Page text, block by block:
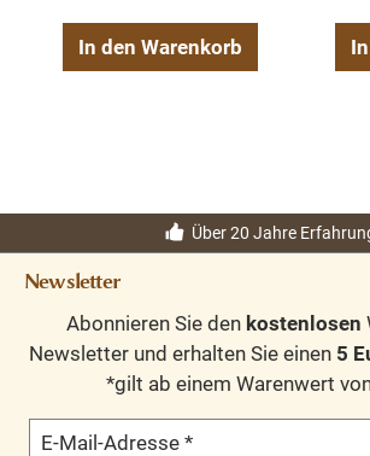
Natürliche Holzmaserung
Jedes Möbelstück ein Unikat
Ideal für Wohn-, Ess-, Schlaf- oder
sowie Flur
Verzierungen können abweichen
Der Landhaus Mehrzweckschrank aus
In den Warenkorb
Über 20 Jahre
Newsletter
Abonnieren Sie den kostenlosen
Newsletter und erhalten Sie einen 5
*gilt ab einem Warenwert
E-Mail-Adresse *